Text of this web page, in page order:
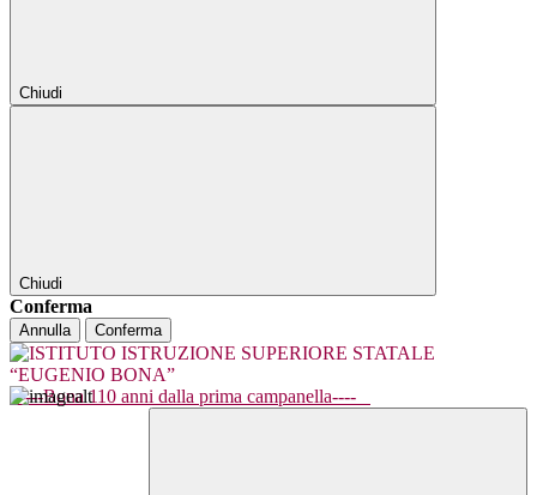
Chiudi
Chiudi
Conferma
Annulla Conferma
----Bona 110 anni dalla prima campanella----